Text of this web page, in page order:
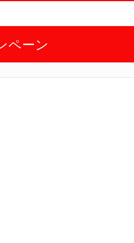
ペーン